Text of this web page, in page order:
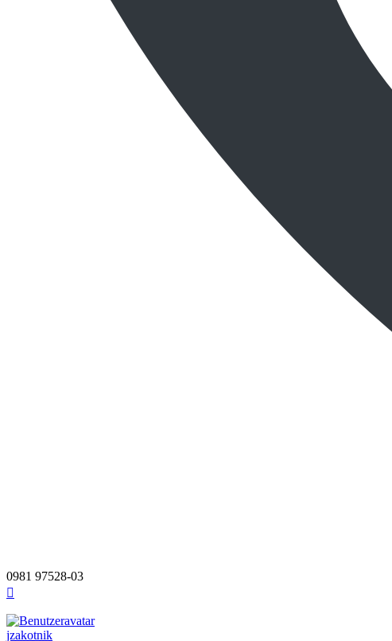
0981 97528-03
jzakotnik